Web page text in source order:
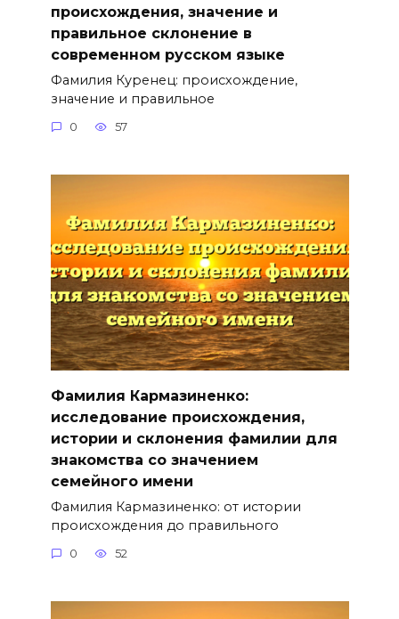
происхождения, значение и
правильное склонение в
современном русском языке
Фамилия Куренец: происхождение,
значение и правильное
0 57
Фамилия Кармазиненко:
исследование происхождения,
истории и склонения фамилии для
знакомства со значением
семейного имени
Фамилия Кармазиненко: от истории
происхождения до правильного
0 52